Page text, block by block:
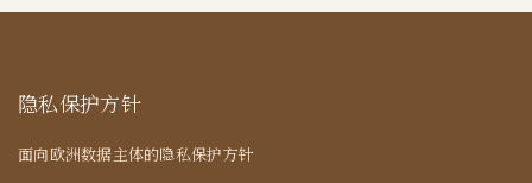
隐私保护方针
面向欧洲数据主体的隐私保护方针